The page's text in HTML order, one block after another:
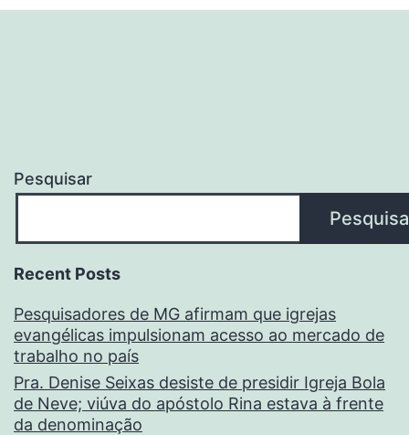
Pesquisar
Recent Posts
Pesquisadores de MG afirmam que igrejas
evangélicas impulsionam acesso ao mercado de
trabalho no país
Pra. Denise Seixas desiste de presidir Igreja Bola
de Neve; viúva do apóstolo Rina estava à frente
da denominação